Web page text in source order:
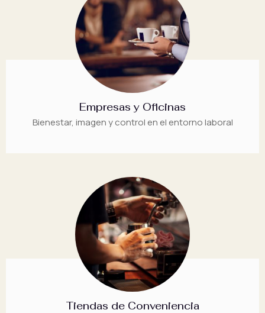
Empresas y Oficinas
Bienestar, imagen y control en el entorno laboral
Tiendas de Conveniencia